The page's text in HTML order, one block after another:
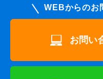
WEBからのお
お問い